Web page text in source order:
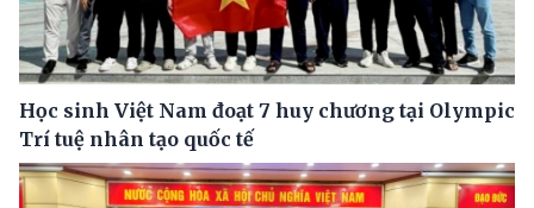
Học sinh Việt Nam đoạt 7 huy chương tại Olympic
Trí tuệ nhân tạo quốc tế